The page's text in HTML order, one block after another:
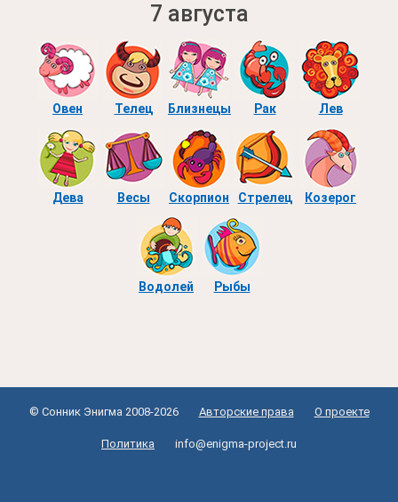
7 августа
Овен Телец Близнецы Рак Лев
Дева Весы Скорпион Стрелец Козерог
Водолей Рыбы
© Сонник Энигма 2008-2026 Авторские права О проекте
Политика info@enigma-project.ru